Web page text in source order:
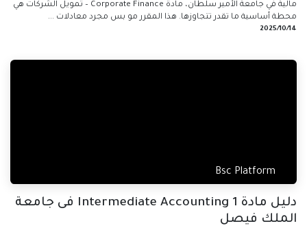
مالية في جامعة الأمير سلطان، مادة Corporate Finance – تمويل الشركات هي
محطة أساسية ما تقدر تتجاوزها. هذا المقرر مو بس مجرد معادلات ...
14‏/10‏/2025
Bsc Platform
دليل مادة Intermediate Accounting 1 فى جامعة
الملك فيصل